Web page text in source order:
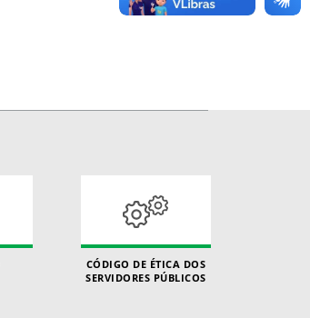
CÓDIGO DE ÉTICA DOS
SERVIDORES PÚBLICOS